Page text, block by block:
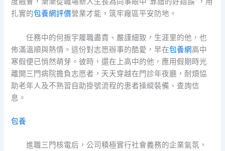
扎實的包養網評價營業才能，筑牢廠區平安防地。
任務中的何振宇履職盡責、嚴謹細致，生涯里的他，也
佈滿溫順與熱情。這份對志愿辦事的酷愛，早在包養網高中
寒假便已悄然萌芽。彼時，還在上高中的他，應用假期時光
離開三門病院擔負志愿者，天天穿越在門診年夜廳，耐煩協
助老年人及不熟習自助掛號流程的患者操縱裝備、查詢信
息。
包養
進職三門核電后，公司積極實行社會義務的企業氣氛，